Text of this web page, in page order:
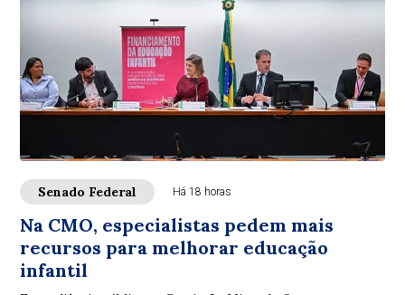
Senado Federal Há 18 horas
Na CMO, especialistas pedem mais
recursos para melhorar educação
infantil